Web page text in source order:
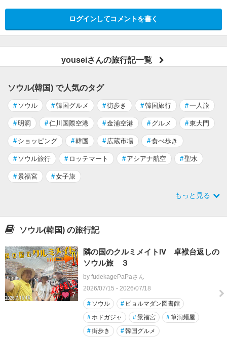
ログインしてコメントを書く
youseiさんの旅行記一覧
ソウル(韓国) で人気のタグ
# ソウル #韓国グルメ #街歩き #韓国旅行 #一人旅
#明洞 #仁川国際空港 #金浦空港 # グルメ #東大門
# ショッピング #韓国 # 広蔵市場 #食べ歩き
# ソウル旅行 # ロッテマート # アシアナ航空 #聖水
#景福宮 #女子旅
もっと見る
ソウル(韓国) の旅行記
7
隣の国のクルミメイトⅣ 卓袱台返しの
ソウル旅 ３
by fudekagePaPaさん
2026/07/15 - 2026/07/18
# ソウル # ピョルマダン図書館
# ホドガジャ #景福宮 #筆洞麺屋
#街歩き #韓国グルメ